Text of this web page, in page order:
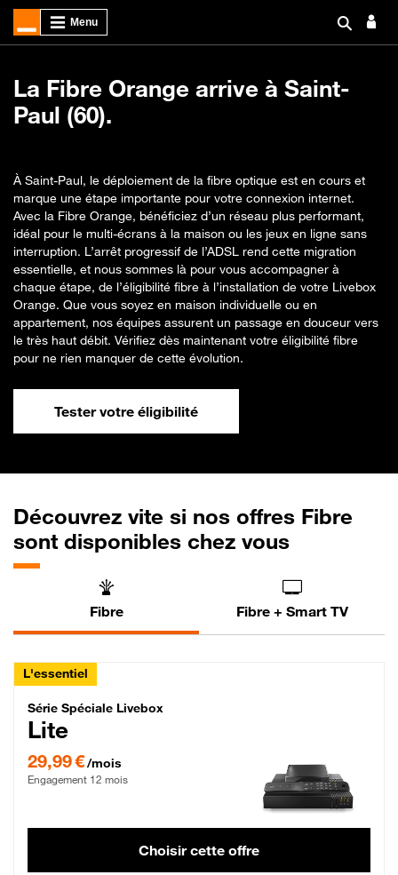
La Fibre Orange arrive à Saint-
Paul (60).
À Saint-Paul, le déploiement de la fibre optique est en cours et
marque une étape importante pour votre connexion internet.
Avec la Fibre Orange, bénéficiez d’un réseau plus performant,
idéal pour le multi-écrans à la maison ou les jeux en ligne sans
interruption. L’arrêt progressif de l’ADSL rend cette migration
essentielle, et nous sommes là pour vous accompagner à
chaque étape, de l’éligibilité fibre à l’installation de votre Livebox
Orange. Que vous soyez en maison individuelle ou en
appartement, nos équipes assurent un passage en douceur vers
le très haut débit. Vérifiez dès maintenant votre éligibilité fibre
pour ne rien manquer de cette évolution.
Tester votre éligibilité
Découvrez vite si nos offres Fibre
sont disponibles chez vous
Fibre Fibre + Smart TV
L'essentiel
Série Spéciale Livebox Lite Fibre
Série Spéciale Livebox
Lite
29,99 €/mois
Engagement 12 mois
Choisir cette offre